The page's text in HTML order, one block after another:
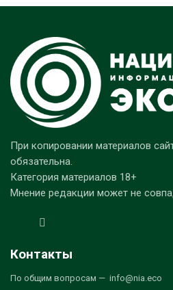
При копировании материалов
обязательна.
Категория материалов 18+
Мнение редакции может не
Контакты
По общим вопросам — info@nia.eco